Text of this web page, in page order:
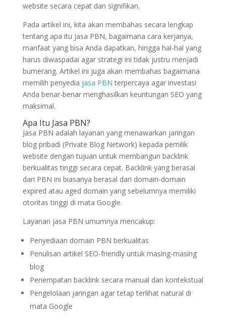
website secara cepat dan signifikan.
Pada artikel ini, kita akan membahas secara lengkap
tentang apa itu jasa PBN, bagaimana cara kerjanya,
manfaat yang bisa Anda dapatkan, hingga hal-hal yang
harus diwaspadai agar strategi ini tidak justru menjadi
bumerang. Artikel ini juga akan membahas bagaimana
memilih penyedia jasa PBN terpercaya agar investasi
Anda benar-benar menghasilkan keuntungan SEO yang
maksimal.
Apa Itu Jasa PBN?
Jasa PBN adalah layanan yang menawarkan jaringan
blog pribadi (Private Blog Network) kepada pemilik
website dengan tujuan untuk membangun backlink
berkualitas tinggi secara cepat. Backlink yang berasal
dari PBN ini biasanya berasal dari domain-domain
expired atau aged domain yang sebelumnya memiliki
otoritas tinggi di mata Google.
Layanan jasa PBN umumnya mencakup:
Penyediaan domain PBN berkualitas
Penulisan artikel SEO-friendly untuk masing-masing
blog
Penempatan backlink secara manual dan kontekstual
Pengelolaan jaringan agar tetap terlihat natural di
mata Google